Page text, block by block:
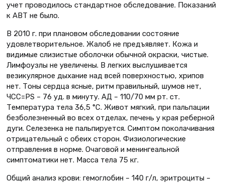
учет проводилось стандартное обследование. Показаний
к АВТ не было.
В 2010 г. при плановом обследовании состояние
удовлетворительное. Жалоб не предъявляет. Кожа и
видимые слизистые оболочки обычной окраски, чистые.
Лимфоузлы не увеличены. В легких выслушивается
везикулярное дыхание над всей поверхностью, хрипов
нет. Тоны сердца ясные, ритм правильный, шумов нет,
ЧСС=PS – 76 уд. в минуту. АД – 110/70 мм рт. ст.
Температура тела 36,5 °С. Живот мягкий, при пальпации
безболезненный во всех отделах, печень у края реберной
дуги. Селезенка не пальпируется. Симптом поколачивания
отрицательный с обеих сторон. Физиологические
отправления в норме. Очаговой и менингеальной
симптоматики нет. Масса тела 75 кг.
Общий анализ крови: гемоглобин – 140 г/л, эритроциты –